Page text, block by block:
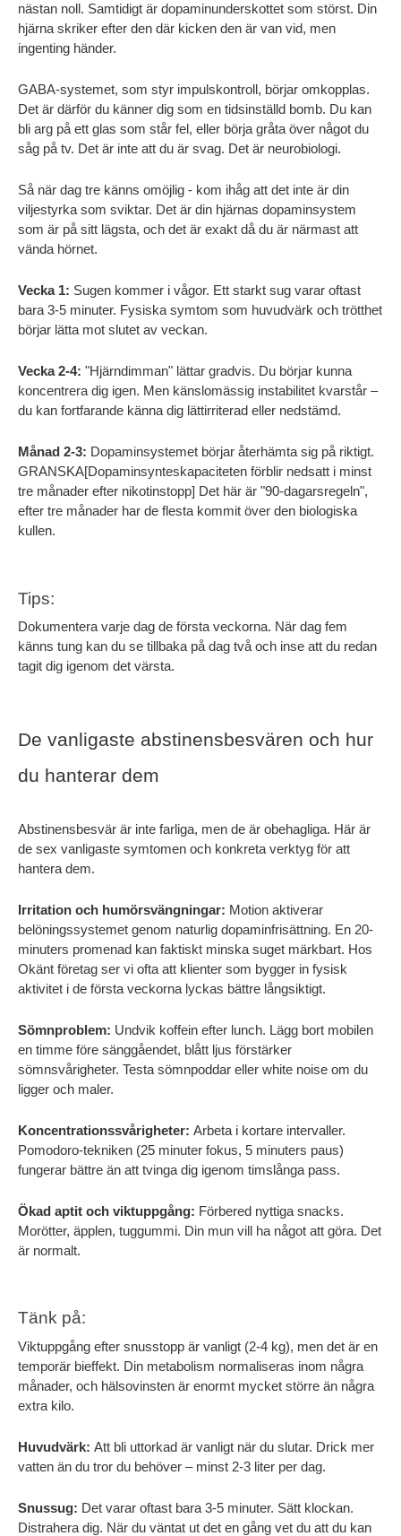
nästan noll. Samtidigt är dopaminunderskottet som störst. Din
hjärna skriker efter den där kicken den är van vid, men
ingenting händer.
GABA-systemet, som styr impulskontroll, börjar omkopplas.
Det är därför du känner dig som en tidsinställd bomb. Du kan
bli arg på ett glas som står fel, eller börja gråta över något du
såg på tv. Det är inte att du är svag. Det är neurobiologi.
Så när dag tre känns omöjlig - kom ihåg att det inte är din
viljestyrka som sviktar. Det är din hjärnas dopaminsystem
som är på sitt lägsta, och det är exakt då du är närmast att
vända hörnet.
Vecka 1: Sugen kommer i vågor. Ett starkt sug varar oftast
bara 3-5 minuter. Fysiska symtom som huvudvärk och trötthet
börjar lätta mot slutet av veckan.
Vecka 2-4: "Hjärndimman" lättar gradvis. Du börjar kunna
koncentrera dig igen. Men känslomässig instabilitet kvarstår –
du kan fortfarande känna dig lättirriterad eller nedstämd.
Månad 2-3: Dopaminsystemet börjar återhämta sig på riktigt.
GRANSKA[Dopaminsynteskapaciteten förblir nedsatt i minst
tre månader efter nikotinstopp] Det här är "90-dagarsregeln",
efter tre månader har de flesta kommit över den biologiska
kullen.
Tips:
Dokumentera varje dag de första veckorna. När dag fem
känns tung kan du se tillbaka på dag två och inse att du redan
tagit dig igenom det värsta.
De vanligaste abstinensbesvären och hur
du hanterar dem
Abstinensbesvär är inte farliga, men de är obehagliga. Här är
de sex vanligaste symtomen och konkreta verktyg för att
hantera dem.
Irritation och humörsvängningar: Motion aktiverar
belöningssystemet genom naturlig dopaminfrisättning. En 20-
minuters promenad kan faktiskt minska suget märkbart. Hos
Okänt företag ser vi ofta att klienter som bygger in fysisk
aktivitet i de första veckorna lyckas bättre långsiktigt.
Sömnproblem: Undvik koffein efter lunch. Lägg bort mobilen
en timme före sänggåendet, blått ljus förstärker
sömnsvårigheter. Testa sömnpoddar eller white noise om du
ligger och maler.
Koncentrationssvårigheter: Arbeta i kortare intervaller.
Pomodoro-tekniken (25 minuter fokus, 5 minuters paus)
fungerar bättre än att tvinga dig igenom timslånga pass.
Ökad aptit och viktuppgång: Förbered nyttiga snacks.
Morötter, äpplen, tuggummi. Din mun vill ha något att göra. Det
är normalt.
Tänk på:
Viktuppgång efter snusstopp är vanligt (2-4 kg), men det är en
temporär bieffekt. Din metabolism normaliseras inom några
månader, och hälsovinsten är enormt mycket större än några
extra kilo.
Huvudvärk: Att bli uttorkad är vanligt när du slutar. Drick mer
vatten än du tror du behöver – minst 2-3 liter per dag.
Snussug: Det varar oftast bara 3-5 minuter. Sätt klockan.
Distrahera dig. När du väntat ut det en gång vet du att du kan